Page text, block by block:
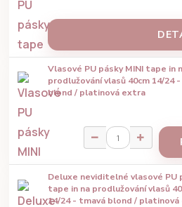
Vlasové PU pásky MINI tape in
prodlužování vlasů 40cm 14/24
blond / platinová extra
Deluxe neviditelné vlasové PU
tape in na prodlužování vlasů
14/24 - tmavá blond /